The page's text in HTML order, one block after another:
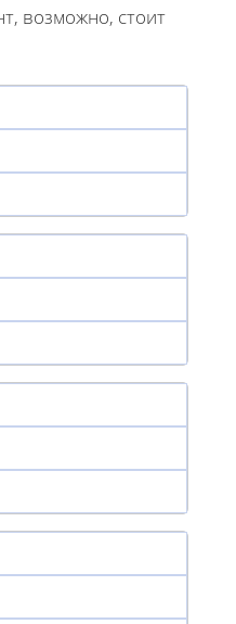
возможно, стоит